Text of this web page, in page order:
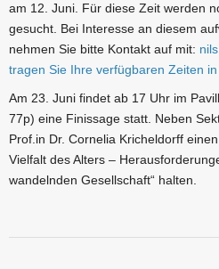
am 12. Juni. Für diese Zeit werden
gesucht. Bei Interesse an diesem
nehmen Sie bitte Kontakt auf mit:
tragen Sie Ihre verfügbaren Zeiten
Am 23. Juni findet ab 17 Uhr im
77p) eine Finissage statt. Neben
Prof.in Dr. Cornelia Kricheldorff
Vielfalt des Alters –
wandelnden Gesellschaft“ halten.